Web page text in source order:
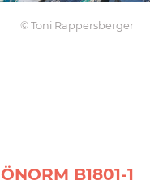
© Toni Rappersberger
B1801-1